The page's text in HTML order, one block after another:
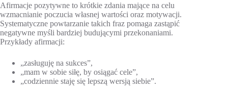
Afirmacje pozytywne to krótkie zdania mające na celu
wzmacnianie poczucia własnej wartości oraz motywacji.
Systematyczne powtarzanie takich fraz pomaga zastąpić
negatywne myśli bardziej budującymi przekonaniami.
Przykłady afirmacji:
„zasługuję na sukces”,
„mam w sobie siłę, by osiągać cele”,
„codziennie staję się lepszą wersją siebie”.